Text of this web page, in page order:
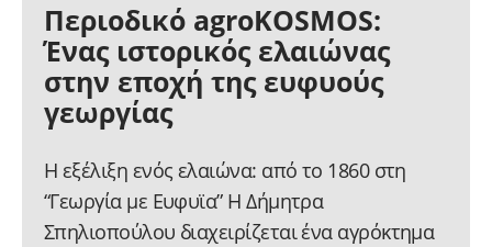
Περιοδικό agroKOSMOS:
Ένας ιστορικός ελαιώνας
στην εποχή της ευφυούς
γεωργίας
Η εξέλιξη ενός ελαιώνα: από το 1860 στη
“Γεωργία με Ευφυϊα” H Δήμητρα
Σπηλιοπούλου διαχειρίζεται ένα αγρόκτημα